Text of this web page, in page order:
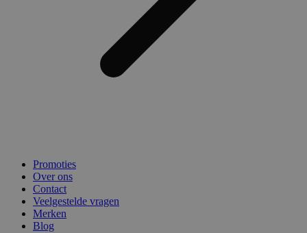
Promoties
Over ons
Contact
Veelgestelde vragen
Merken
Blog